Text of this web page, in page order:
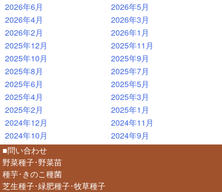
2026年6月
2026年5月
2026年4月
2026年3月
2026年2月
2026年1月
2025年12月
2025年11月
2025年10月
2025年9月
2025年8月
2025年7月
2025年6月
2025年5月
2025年4月
2025年3月
2025年2月
2025年1月
2024年12月
2024年11月
2024年10月
2024年9月
■問い合わせ
野菜種子･野菜苗
種芋･きのこ種菌
芝生種子･緑肥種子･牧草種子